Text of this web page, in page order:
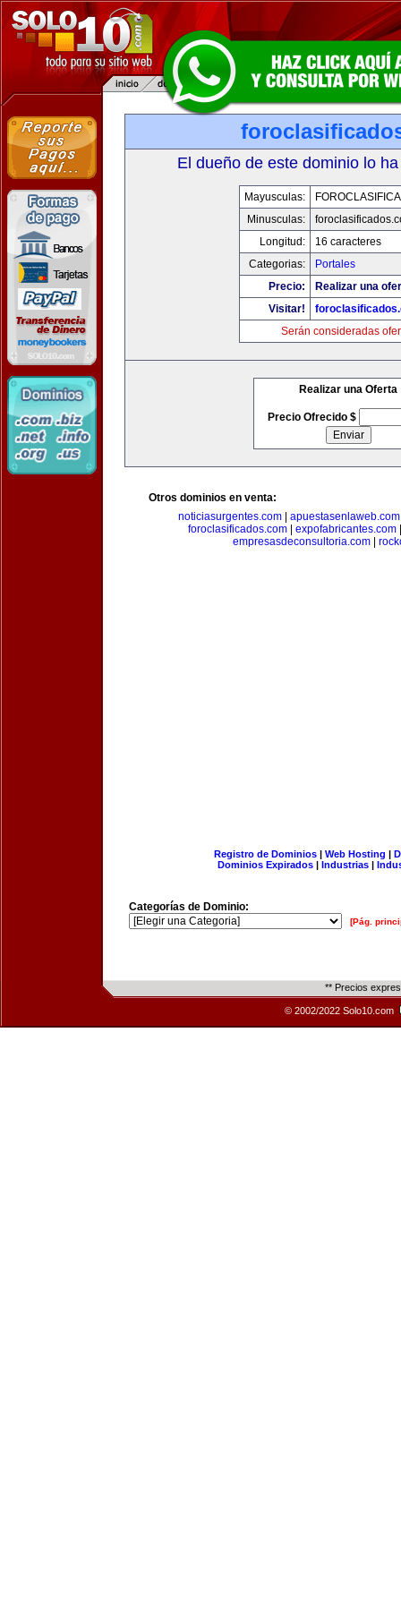
El dueño de este dominio lo
Mayusculas:
Minusculas:
Longitud:
16 caracteres
Categorias:
Portales
Precio:
Realizar una
Visitar!
Serán consideradas
Realizar una Oferta
Precio Ofrecido $
Otros dominios en venta:
noticiasurgentes.com| apuestasenlaweb.com
foroclasificados.com
expofabricantes.com
empresasdeconsultoria.com
Registro de Dominios| Web Hosting |
Dominios Expirados | Industrias |
Categorías de Dominio:
[Pág.
** Precios
© 2002/2022 Solo10.com